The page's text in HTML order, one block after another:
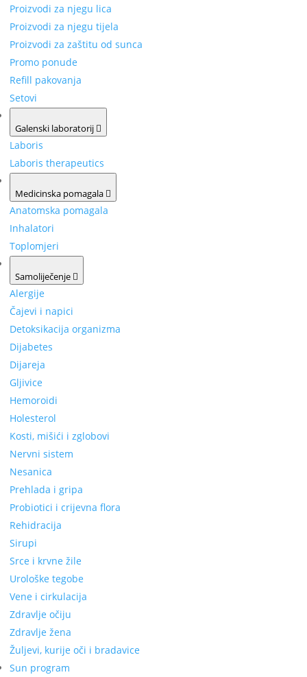
Proizvodi za njegu lica
Proizvodi za njegu tijela
Proizvodi za zaštitu od sunca
Promo ponude
Refill pakovanja
Setovi
Galenski laboratorij
Laboris
Laboris therapeutics
Medicinska pomagala
Anatomska pomagala
Inhalatori
Toplomjeri
Samoliječenje
Alergije
Čajevi i napici
Detoksikacija organizma
Dijabetes
Dijareja
Gljivice
Hemoroidi
Holesterol
Kosti, mišići i zglobovi
Nervni sistem
Nesanica
Prehlada i gripa
Probiotici i crijevna flora
Rehidracija
Sirupi
Srce i krvne žile
Urološke tegobe
Vene i cirkulacija
Zdravlje očiju
Zdravlje žena
Žuljevi, kurije oči i bradavice
Sun program